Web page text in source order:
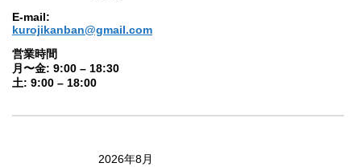
E-mail:
kurojikanban@gmail.com
営業時間
月〜金: 9:00 – 18:30
土: 9:00 – 18:00
2026年8月